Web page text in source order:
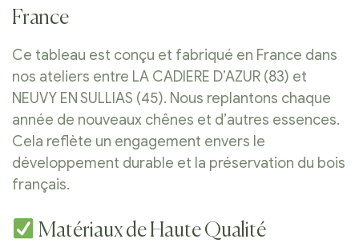
France
Ce tableau est conçu et fabriqué en France dans
nos ateliers entre LA CADIERE D’AZUR (83) et
NEUVY EN SULLIAS (45). Nous replantons chaque
année de nouveaux chênes et d’autres essences.
Cela reflète un engagement envers le
développement durable et la préservation du bois
français.
Matériaux de Haute Qualité